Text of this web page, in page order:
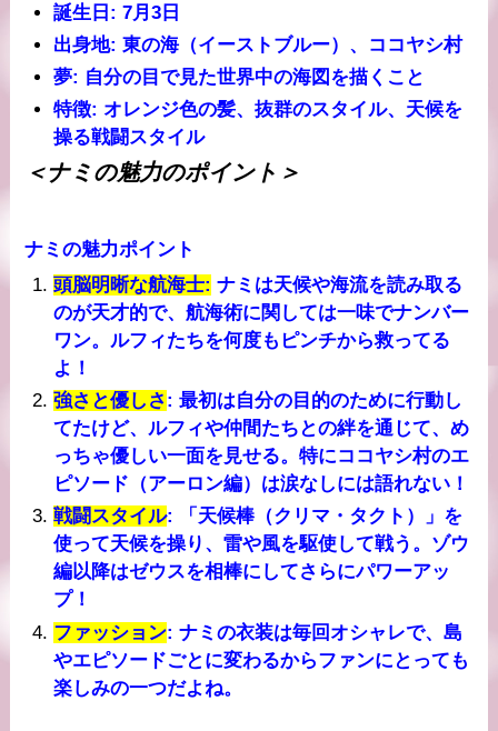
誕生日 : 7月3日
出身地: 東の海（イーストブルー）、ココヤシ村
夢: 自分の目で見た世界中の海図を描くこと
特徴: オレンジ色の髪、抜群のスタイル、天候を
操る戦闘スタイル
＜ナミの魅力のポイント＞
ナミの魅力ポイント
頭脳明晰な航海士: ナミは天候や海流を読み取る
のが天才的で、航海術に関しては一味でナンバー
ワン。ルフィたちを何度もピンチから救ってる
よ！
強さと優しさ: 最初は自分の目的のために行動し
てたけど、ルフィや仲間たちとの絆を通じて、め
っちゃ優しい一面を見せる。特にココヤシ村のエ
ピソード（アーロン編）は涙なしには語れない！
戦闘スタイル: 「天候棒（クリマ・タクト）」を
使って天候を操り、雷や風を駆使して戦う。ゾウ
編以降はゼウスを相棒にしてさらにパワーアッ
プ！
ファッション: ナミの衣装は毎回オシャレで、島
やエピソードごとに変わるからファンにとっても
楽しみの一つだよね。